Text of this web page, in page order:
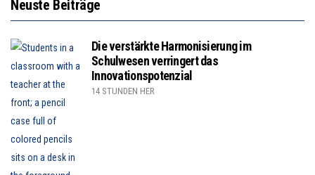
Neuste Beiträge
Die verstärkte Harmonisierung im
Schulwesen verringert das
Innovationspotenzial
14 STUNDEN HER